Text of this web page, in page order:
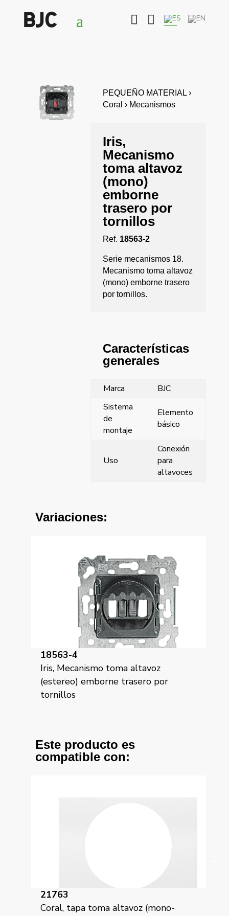
 
PEQUEÑO MATERIAL ›
Coral › Mecanismos
Iris,
Mecanismo
toma altavoz
(mono)
emborne
trasero por
tornillos
Ref. 18563-2
Serie mecanismos 18.
Mecanismo toma altavoz
(mono) emborne trasero
por tornillos.
Características
generales
Marca
BJC
Sistema
de
montaje
Elemento
básico
Uso
Conexión
para
altavoces
Variaciones:
18563-4
Iris, Mecanismo toma altavoz
(estereo) emborne trasero por
tornillos
Este producto es
compatible con:
(mono-
Mega, tapa piloto aluminio fusion